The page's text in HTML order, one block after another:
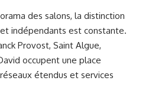
des salons, la distinction
indépendants est constante.
Provost, Saint Algue,
occupent une place
étendus et services